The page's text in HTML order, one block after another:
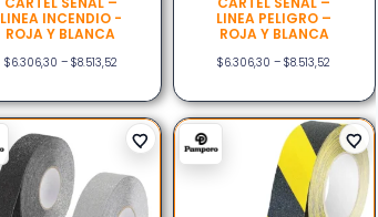
LINEA INCENDIO -
ROJA Y BLANCA
$6.306,30 – $8.513,52
LINEA PELIGRO –
ROJA Y BLANCA
$6.306,30 – $8.513,52